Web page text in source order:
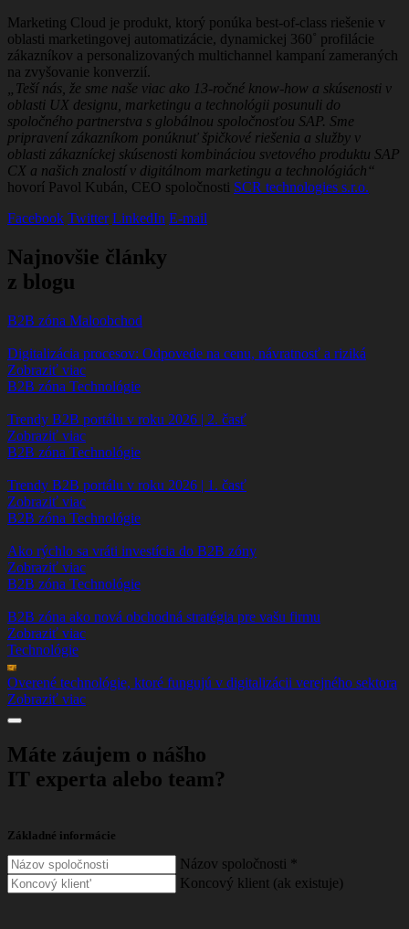
Marketing Cloud je produkt, ktorý ponúka best-of-class riešenie v
oblasti marketingovej automatizácie, dynamickej 360˚ profilácie
zákazníkov a personalizovaných multichannel kampaní zameraných
na zvyšovanie konverzií.
„Teší nás, že sme naše viac ako 13-ročné know-how a skúsenosti v
oblasti UX designu, marketingu a technológii posunuli do
spoločného partnerstva s globálnou spoločnosťou SAP. Sme
pripravení zákazníkom ponúknuť špičkové riešenia a služby v
oblasti zákazníckej skúsenosti kombináciou svetového produktu SAP
CX a našich znalostí v digitálnom marketingu a technológiách“
hovorí Pavol Kubán, CEO spoločnosti SCR technologies s.r.o.
Facebook Twitter LinkedIn E-mail
Najnovšie články
z blogu
B2B zóna Maloobchod
Digitalizácia procesov: Odpovede na cenu, návratnosť a riziká
Zobraziť viac
B2B zóna Technológie
Trendy B2B portálu v roku 2026 | 2. časť
Zobraziť viac
B2B zóna Technológie
Trendy B2B portálu v roku 2026 | 1. časť
Zobraziť viac
B2B zóna Technológie
Ako rýchlo sa vráti investícia do B2B zóny
Zobraziť viac
B2B zóna Technológie
B2B zóna ako nová obchodná stratégia pre vašu firmu
Zobraziť viac
Technológie
Overené technológie, ktoré fungujú v digitalizácii verejného sektora
Zobraziť viac
Máte záujem o nášho
IT experta alebo team?
Základné informácie
Názov spoločnosti *
Koncový klient (ak existuje)